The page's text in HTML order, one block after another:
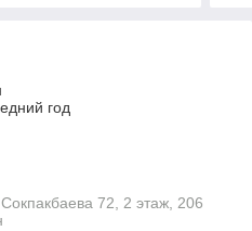
год
72, 2 этаж, 206